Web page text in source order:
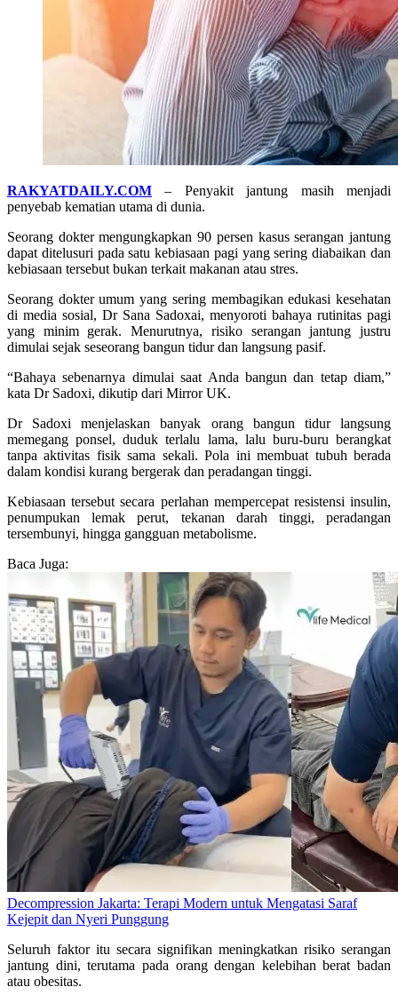
RAKYATDAILY.COM – Penyakit jantung masih menjadi
penyebab kematian utama di dunia.
Seorang dokter mengungkapkan 90 persen kasus serangan jantung
dapat ditelusuri pada satu kebiasaan pagi yang sering diabaikan dan
kebiasaan tersebut bukan terkait makanan atau stres.
Seorang dokter umum yang sering membagikan edukasi kesehatan
di media sosial, Dr Sana Sadoxai, menyoroti bahaya rutinitas pagi
yang minim gerak. Menurutnya, risiko serangan jantung justru
dimulai sejak seseorang bangun tidur dan langsung pasif.
“Bahaya sebenarnya dimulai saat Anda bangun dan tetap diam,”
kata Dr Sadoxi, dikutip dari Mirror UK.
Dr Sadoxi menjelaskan banyak orang bangun tidur langsung
memegang ponsel, duduk terlalu lama, lalu buru-buru berangkat
tanpa aktivitas fisik sama sekali. Pola ini membuat tubuh berada
dalam kondisi kurang bergerak dan peradangan tinggi.
Kebiasaan tersebut secara perlahan mempercepat resistensi insulin,
penumpukan lemak perut, tekanan darah tinggi, peradangan
tersembunyi, hingga gangguan metabolisme.
Baca Juga:
Decompression Jakarta: Terapi Modern untuk Mengatasi Saraf
Kejepit dan Nyeri Punggung
Seluruh faktor itu secara signifikan meningkatkan risiko serangan
jantung dini, terutama pada orang dengan kelebihan berat badan
atau obesitas.